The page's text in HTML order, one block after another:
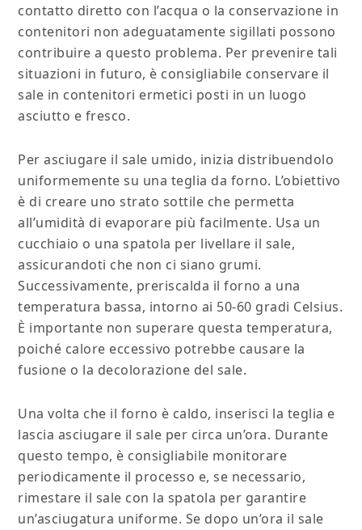
contatto diretto con l’acqua o la conservazione in
contenitori non adeguatamente sigillati possono
contribuire a questo problema. Per prevenire tali
situazioni in futuro, è consigliabile conservare il
sale in contenitori ermetici posti in un luogo
asciutto e fresco.
Per asciugare il sale umido, inizia distribuendolo
uniformemente su una teglia da forno. L’obiettivo
è di creare uno strato sottile che permetta
all’umidità di evaporare più facilmente. Usa un
cucchiaio o una spatola per livellare il sale,
assicurandoti che non ci siano grumi.
Successivamente, preriscalda il forno a una
temperatura bassa, intorno ai 50-60 gradi Celsius.
È importante non superare questa temperatura,
poiché calore eccessivo potrebbe causare la
fusione o la decolorazione del sale.
Una volta che il forno è caldo, inserisci la teglia e
lascia asciugare il sale per circa un’ora. Durante
questo tempo, è consigliabile monitorare
periodicamente il processo e, se necessario,
rimestare il sale con la spatola per garantire
un’asciugatura uniforme. Se dopo un’ora il sale